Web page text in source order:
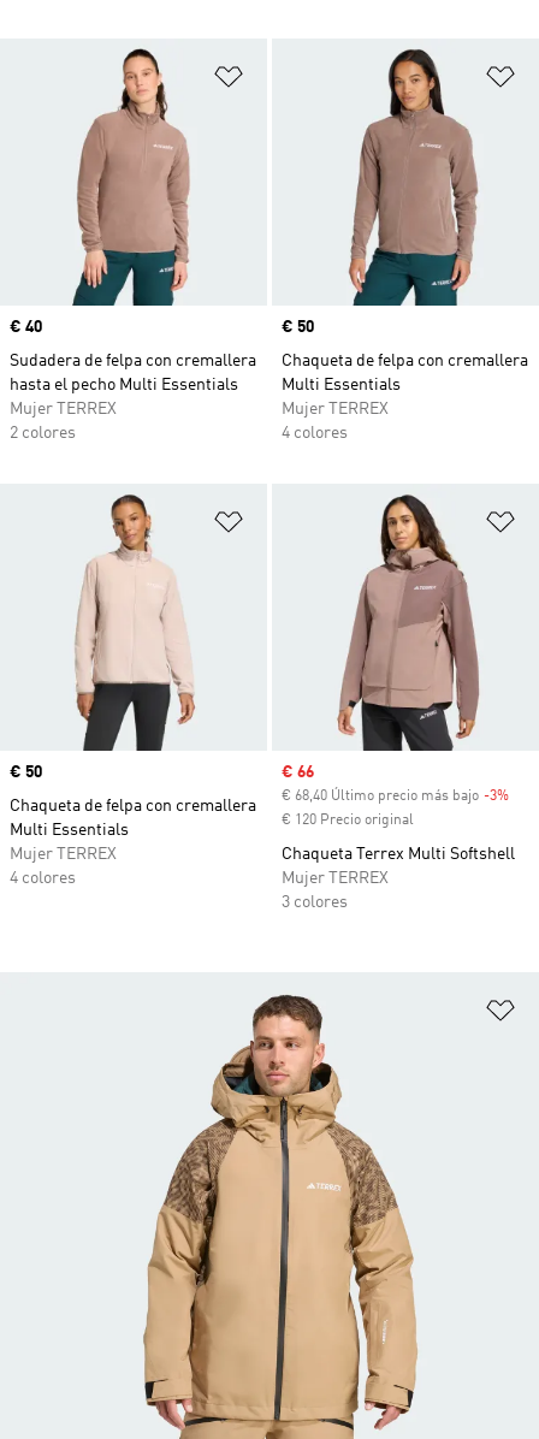
Añadir a la lista de deseos
Precio
€ 40
Sudadera de felpa con cremallera
hasta el pecho Multi Essentials
Mujer TERREX
2 colores
Precio
€ 50
Chaqueta de felpa con cremallera
Multi Essentials
Mujer TERREX
4 colores
Añadir a la lista de deseos
Precio
€ 50
Chaqueta de felpa con cremallera
Multi Essentials
Mujer TERREX
4 colores
Precio de venta
€ 66
€ 68,40 Último precio más bajo -3%
€ 120 Precio original
Chaqueta Terrex Multi Softshell
Mujer TERREX
3 colores